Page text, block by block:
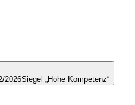
2026Siegel „Hohe Kompetenz“